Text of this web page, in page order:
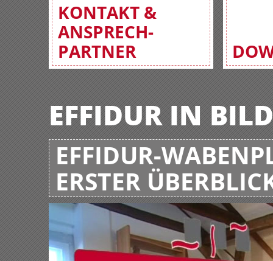
KONTAKT &
ANSPRECH-
PARTNER
EFFIDUR IN
EFFIDUR-
ERSTER